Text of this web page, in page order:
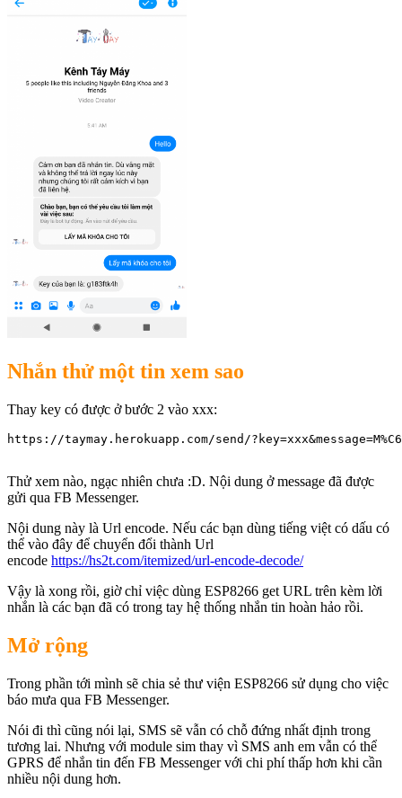
Nhắn thử một tin xem sao
Thay key có được ở bước 2 vào xxx:
https://taymay.herokuapp.com/send/
Thử xem nào, ngạc nhiên chưa :D. Nội dung ở message đã được
gửi qua FB Messenger.
Nội dung này là Url encode. Nếu các bạn dùng tiếng việt có dấu có
thể vào đây để chuyển đổi thành Url
encode https://hs2t.com/itemized/url-encode-decode/
Vậy là xong rồi, giờ chỉ việc dùng ESP8266 get URL trên kèm lời
nhắn là các bạn đã có trong tay hệ thống nhắn tin hoàn hảo rồi.
Mở rộng
Trong phần tới mình sẽ chia sẻ thư viện ESP8266 sử dụng cho việc
báo mưa qua FB Messenger.
Nói đi thì cũng nói lại, SMS sẽ vẫn có chỗ đứng nhất định trong
tương lai. Nhưng với module sim thay vì SMS anh em vẫn có thể
GPRS để nhắn tin đến FB Messenger với chi phí thấp hơn khi cần
nhiều nội dung hơn.